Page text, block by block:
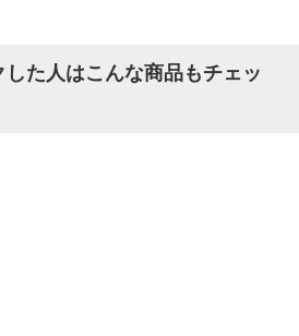
た人はこんな商品もチェッ